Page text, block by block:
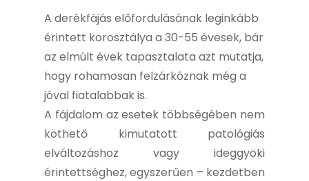
A derékfájás előfordulásának leginkább
érintett korosztálya a 30-55 évesek, bár
az elmúlt évek tapasztalata azt mutatja,
hogy rohamosan felzárkóznak még a
jóval fiatalabbak is.
A fájdalom az esetek többségében nem
köthető kimutatott patológiás
elváltozáshoz vagy ideggyöki
érintettséghez, egyszerűen – kezdetben